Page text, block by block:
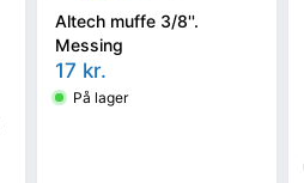
Altech muffe 3/8''.
Messing
17 kr.
På lager